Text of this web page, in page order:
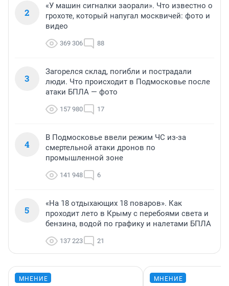
2
«У машин сигналки заорали». Что известно о
грохоте, который напугал москвичей: фото и
видео
369 306 88
3
Загорелся склад, погибли и пострадали
люди. Что происходит в Подмосковье после
атаки БПЛА — фото
157 980 17
4
В Подмосковье ввели режим ЧС из-за
смертельной атаки дронов по
промышленной зоне
141 948 6
5
«На 18 отдыхающих 18 поваров». Как
проходит лето в Крыму с перебоями света и
бензина, водой по графику и налетами БПЛА
137 223 21
МНЕНИЕ МНЕНИЕ